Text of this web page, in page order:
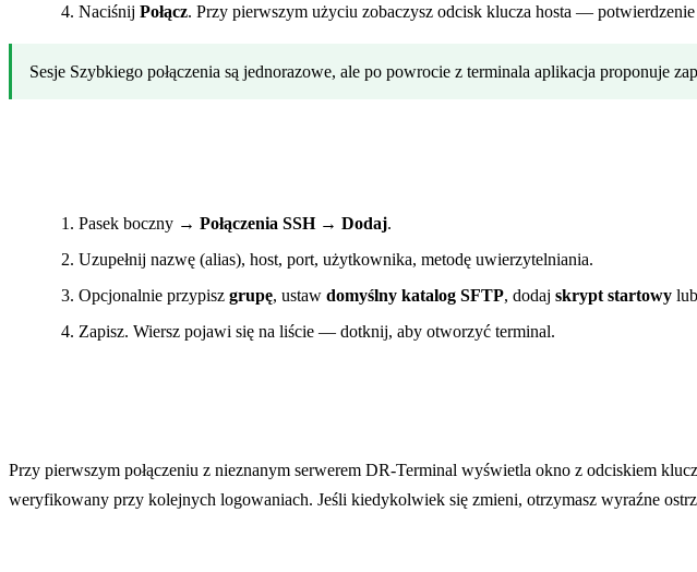
Naciśnij Połącz. Przy pierwszym użyciu zobaczysz odcisk klucza hosta —
Sesje Szybkiego połączenia są jednorazowe, ale po powrocie z terminala aplikacja proponuje
Pasek boczny → Połączenia SSH→ Dodaj.
Uzupełnij nazwę (alias), host, port, użytkownika, metodę uwierzytelniania.
Opcjonalnie przypisz grupę, ustaw domyślny katalog SFTP, dodaj skrypt startowy
Zapisz. Wiersz pojawi się na liście — dotknij, aby otworzyć terminal.
Przy pierwszym połączeniu z nieznanym serwerem DR-Terminal wyświetla okno z odciskiem
weryfikowany przy kolejnych logowaniach. Jeśli kiedykolwiek się zmieni, otrzymasz wyraźne